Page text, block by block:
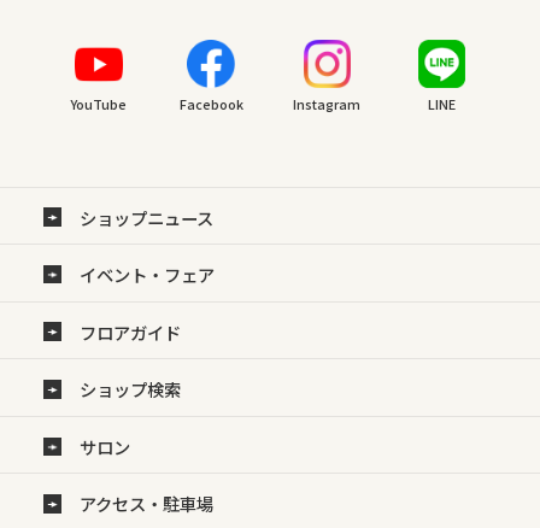
YouTube Facebook Instagram LINE
ショップニュース
イベント・フェア
フロアガイド
ショップ検索
サロン
アクセス・駐車場